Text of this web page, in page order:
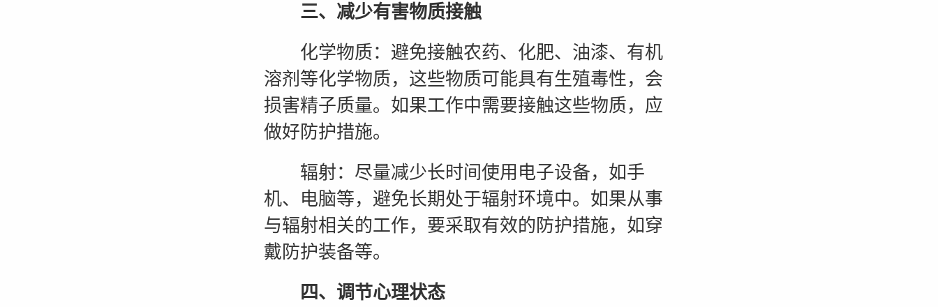
三、减少有害物质接触
化学物质：避免接触农药、化肥、油漆、有机
溶剂等化学物质，这些物质可能具有生殖毒性，会
损害精子质量。如果工作中需要接触这些物质，应
做好防护措施。
辐射：尽量减少长时间使用电子设备，如手
机、电脑等，避免长期处于辐射环境中。如果从事
与辐射相关的工作，要采取有效的防护措施，如穿
戴防护装备等。
四、调节心理状态